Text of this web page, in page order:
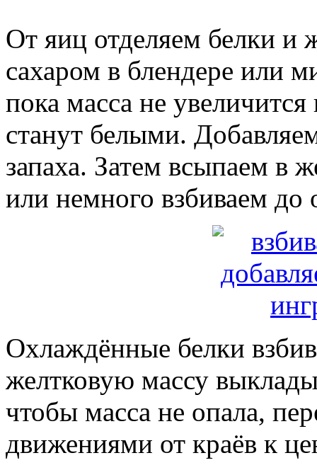
От яиц отделяем белки и
сахаром в блендере или
пока масса не
станут белыми.
запаха. Затем всыпаем в
или немного взбиваем
Охлаждённые белки
желтковую массу
чтобы масса не опала,
движениями от краёв к